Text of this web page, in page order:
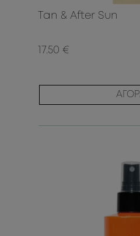
Tan & After Sun
17.50 €